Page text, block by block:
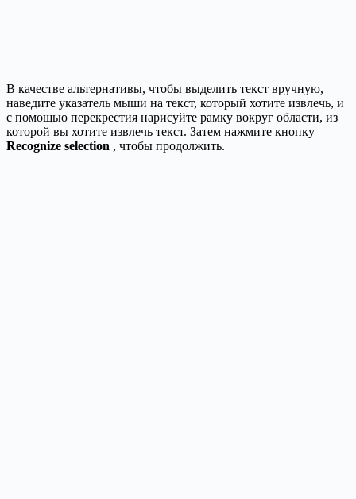
В качестве альтернативы, чтобы выделить текст вручную,
наведите указатель мыши на текст, который хотите извлечь, и
с помощью перекрестия нарисуйте рамку вокруг области, из
которой вы хотите извлечь текст. Затем нажмите кнопку
Recognize selection , чтобы продолжить.